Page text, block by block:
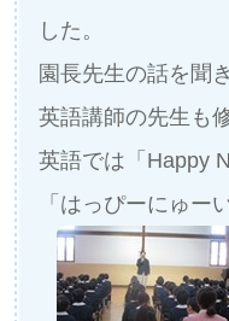
した。
園長先生の話を聞
英語講師の先生も
英語では「Happy
「はっぴーにゅー